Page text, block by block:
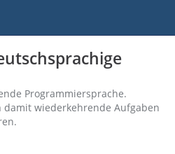
Programmiersprache.
damit wiederkehrende Aufgaben